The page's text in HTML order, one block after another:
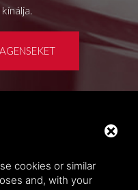
cookies or similar
and, with your